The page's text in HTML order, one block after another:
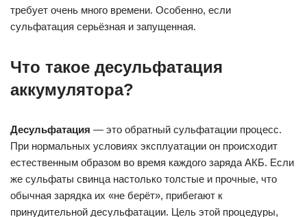
требует очень много времени. Особенно, если
сульфатация серьёзная и запущенная.
Что такое десульфатация
аккумулятора?
Десульфатация — это обратный сульфатации процесс.
При нормальных условиях эксплуатации он происходит
естественным образом во время каждого заряда АКБ. Если
же сульфаты свинца настолько толстые и прочные, что
обычная зарядка их «не берёт», прибегают к
принудительной десульфатации. Цель этой процедуры,